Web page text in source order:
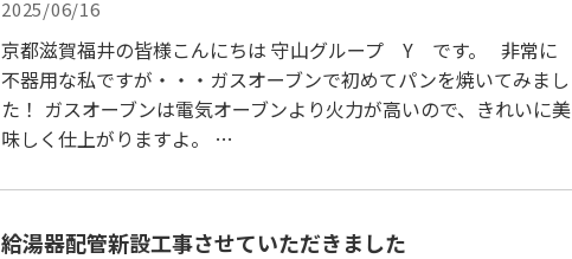
2025/06/16
京都滋賀福井の皆様こんにちは 守山グループ Y です。 非常に
不器用な私ですが・・・ガスオーブンで初めてパンを焼いてみまし
た！ ガスオーブンは電気オーブンより火力が高いので、きれいに美
味しく仕上がりますよ。 …
給湯器配管新設工事させていただきました